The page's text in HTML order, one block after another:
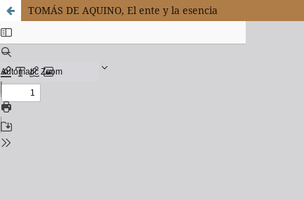
TOMÁS DE AQUINO, El ente y la esencia